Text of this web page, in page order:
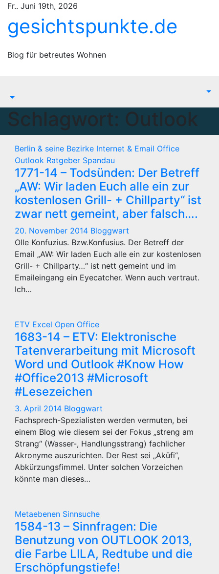
Zum
springen
Fr.. Juni 19th, 2026
gesichtspunkte.de
Blog für betreutes Wohnen
Schlagwort: Outlook
Berlin & seine Bezirke Internet & Email Office
Outlook Ratgeber Spandau
1771-14 – Todsünden: Der Betreff
„AW: Wir laden Euch alle ein zur
kostenlosen Grill- + Chillparty“ ist
zwar nett gemeint, aber falsch….
20. November 2014 Bloggwart
Olle Konfuzius. Bzw.Konfusius. Der Betreff der
Email „AW: Wir laden Euch alle ein zur kostenlosen
Grill- + Chillparty…“ ist nett gemeint und im
Emaileingang ein Eyecatcher. Wenn auch vertraut.
Ich…
ETV Excel Open Office
1683-14 – ETV: Elektronische
Tatenverarbeitung mit Microsoft
Word und Outlook #Know How
#Office2013 #Microsoft
#Lesezeichen
3. April 2014 Bloggwart
Fachsprech-Spezialisten werden vermuten, bei
einem Blog wie diesem sei der Fokus „streng am
Strang“ (Wasser-, Handlungsstrang) fachlicher
Akronyme auszurichten. Der Rest sei „Aküfi“,
Abkürzungsfimmel. Unter solchen Vorzeichen
könnte man dieses…
Metaebenen Sinnsuche
1584-13 – Sinnfragen: Die
Benutzung von OUTLOOK 2013,
die Farbe LILA, Redtube und die
Erschöpfungstiefe!